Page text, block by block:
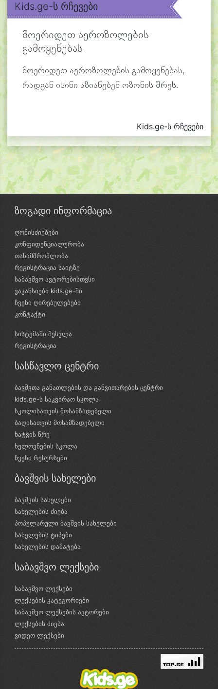
Kids.ge-ს რჩევები
მოერიდეთ აეროზოლების
გამოყენებას
მოერიდეთ აეროზოლების გამოყენებას,
რადგან ისინი აზიანებენ ოზონის შრეს.
Kids.ge-ს რჩევები
ზოგადი ინფორმაცია
ღონისძიებები
კონფიდენციალურობა
თანამშრომლობა
რეგისტრაცია საიტზე
საბავშვო ავტორებისთვსი
ვაკანსიები kids.ge-ში
ჩვენი ღირებულებები
კონტაქტი
სისტემაში შესვლა
რეგისტრაცია
სასწავლო ცენტრი
ბავშვთა განათლების და განვითარების ცენტრი
kids.ge-ს საკვირაო სკოლა
სკოლისათვის მოსამზადებელი
ბაღისათვის მოსამზადებელი
ხატვის წრე
ხელოვნების სკოლა
ჩვენი რესურსები
ბავშვის სახელები
ბავშვის სახელები
სახელების ძიება
პოპულარული ბავშვის სახელები
სახელების ტიპები
სახელების დამატება
საბავშვო ლექსები
საბავშვო ლექსები
ლექსების კატეგორიები
საბავშვო ლექსების ავტორები
ლექსების ძიება
ვიდეო ლექსები